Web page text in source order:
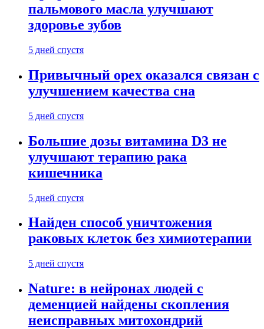
пальмового масла улучшают
здоровье зубов
5 дней спустя
Привычный орех оказался связан с
улучшением качества сна
5 дней спустя
Большие дозы витамина D3 не
улучшают терапию рака
кишечника
5 дней спустя
Найден способ уничтожения
раковых клеток без химиотерапии
5 дней спустя
Nature: в нейронах людей с
деменцией найдены скопления
неисправных митохондрий